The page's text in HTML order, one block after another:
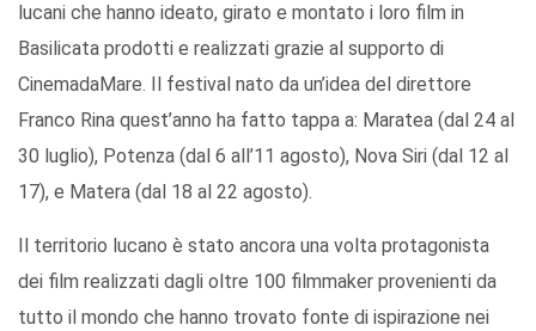
lucani che hanno ideato, girato e montato i loro film in
Basilicata prodotti e realizzati grazie al supporto di
CinemadaMare. Il festival nato da un’idea del direttore
Franco Rina quest’anno ha fatto tappa a: Maratea (dal 24 al
30 luglio), Potenza (dal 6 all’11 agosto), Nova Siri (dal 12 al
17), e Matera (dal 18 al 22 agosto).
Il territorio lucano è stato ancora una volta protagonista
dei film realizzati dagli oltre 100 filmmaker provenienti da
tutto il mondo che hanno trovato fonte di ispirazione nei